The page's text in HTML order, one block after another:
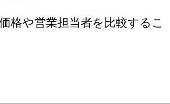
格や営業担当者を比較するこ